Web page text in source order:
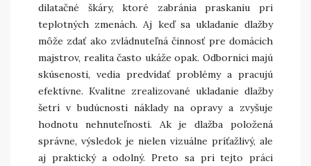
dilatačné škáry, ktoré zabránia praskaniu pri
teplotných zmenách. Aj keď sa ukladanie dlažby
môže zdať ako zvládnuteľná činnosť pre domácich
majstrov, realita často ukáže opak. Odborníci majú
skúsenosti, vedia predvídať problémy a pracujú
efektívne. Kvalitne zrealizované ukladanie dlažby
šetrí v budúcnosti náklady na opravy a zvyšuje
hodnotu nehnuteľnosti. Ak je dlažba položená
správne, výsledok je nielen vizuálne príťažlivý, ale
aj praktický a odolný. Preto sa pri tejto práci